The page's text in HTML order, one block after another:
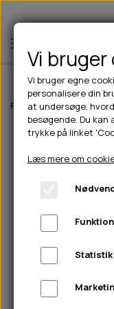
Forside Til hunde
Vi
Vi bruger egne
personalisere din
at undersøge,
besøgende. Du
trykke på linket
Læs mere om